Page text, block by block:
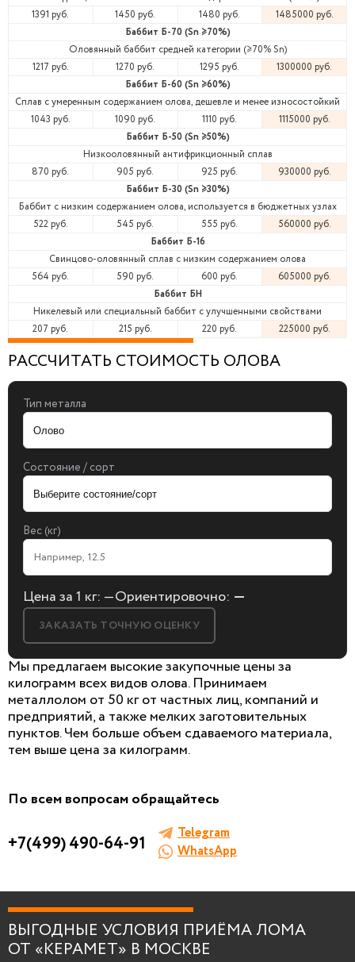
1391 руб.
1450 руб. 1480 руб.
1485000 руб.
Баббит Б-70 (Sn ≥70%)
Оловянный баббит средней категории (≥70% Sn)
1217 руб.
1270 руб. 1295 руб.
1300000 руб.
Баббит Б-60 (Sn ≥60%)
Сплав с умеренным содержанием олова, дешевле и менее износостойкий
1043 руб.
1090 руб. 1110 руб.
1115000 руб.
Баббит Б-50 (Sn ≥50%)
Низкооловянный антифрикционный сплав
870 руб.
905 руб. 925 руб.
930000 руб.
Баббит Б-30 (Sn ≥30%)
Баббит с низким содержанием олова, используется в бюджетных узлах
522 руб.
545 руб. 555 руб.
560000 руб.
Баббит Б-16
Свинцово-оловянный сплав с низким содержанием олова
564 руб.
590 руб. 600 руб.
605000 руб.
Баббит БН
Никелевый или специальный баббит с улучшенными свойствами
207 руб.
215 руб. 220 руб. 225000 руб.
РАССЧИТАТЬ СТОИМОСТЬ ОЛОВА
Тип металла
Состояние / сорт
Вес (кг)
Цена за 1 кг: —Ориентировочно: —
ЗАКАЗАТЬ ТОЧНУЮ ОЦЕНКУ
БЕСПЛАТНАЯ КОНСУЛЬТАЦИЯ
И ОЦЕНКА ЛОМА
Я согласен наобработку персональных
данных.
Мы предлагаем высокие закупочные цены за
килограмм всех видов олова. Принимаем
металлолом от 50 кг от частных лиц, компаний и
предприятий, а также мелких заготовительных
пунктов. Чем больше объем сдаваемого материала,
тем выше цена за килограмм.
По всем вопросам обращайтесь
+7(499) 490-64-91
Telegram
WhatsApp
ВЫГОДНЫЕ УСЛОВИЯ ПРИЁМА ЛОМА
ОТ «КЕРАМЕТ» В МОСКВЕ